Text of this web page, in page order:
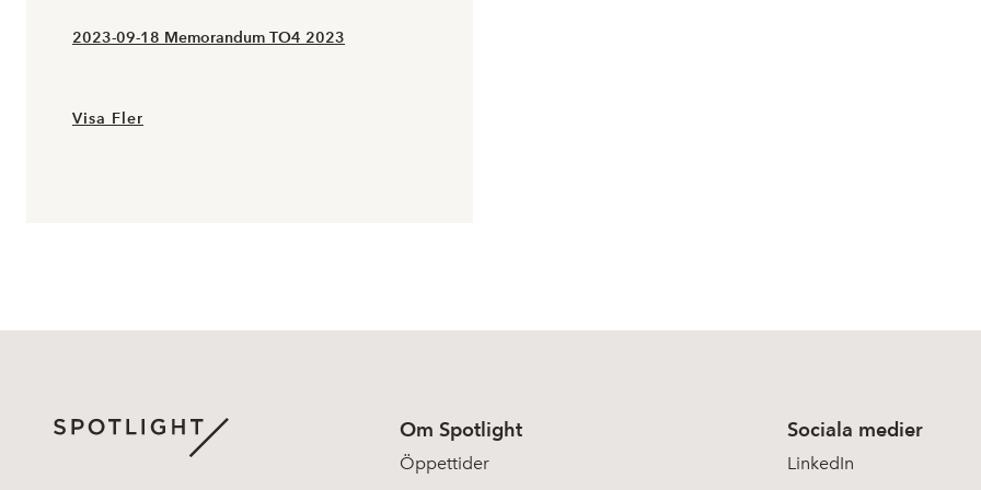
2023-09-18 Memorandum TO4 2023
Visa Fler
Om Spotlight
Öppettider
Sociala medier
LinkedIn